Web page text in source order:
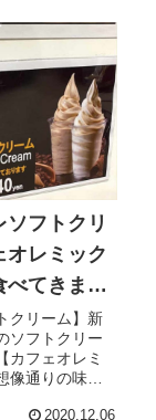
フトクリ
オレミック
べてきまし
クリーム】新
ソフトクリー
カフェオレミ
像通りの味と
2020.12.06